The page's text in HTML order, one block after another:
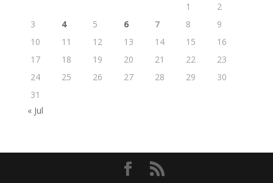
1
2
3
4 5 6 7 8
9
10
11 12 13 14 15
16
17
18 19 20 21 22
23
24
25 26 27 28 29
30
31
« Jul